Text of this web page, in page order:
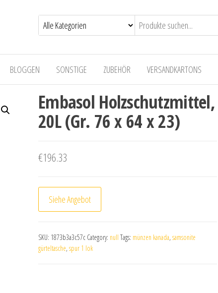
BLOGGEN SONSTIGE ZUBEHÖR VERSANDKARTONS
Embasol Holzschutzmittel,
20L (Gr. 76 x 64 x 23)
€196.33
Siehe Angebot
SKU: 1873b3a3c57c Category: null Tags: münzen kanada, samsonite
gürteltasche, spur 1 lok